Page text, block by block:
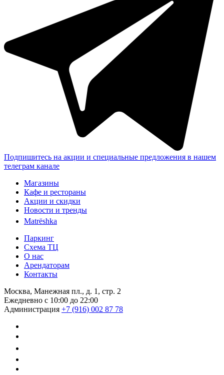
Подпишитесь на акции и специальные предложения в нашем
телеграм канале
Магазины
Кафе и рестораны
Акции и скидки
Новости и тренды
Matrёshka
Паркинг
Схема ТЦ
О нас
Арендаторам
Контакты
Москва, Манежная пл., д. 1, стр. 2
Ежедневно с 10:00 до 22:00
Администрация +7 (916) 002 87 78